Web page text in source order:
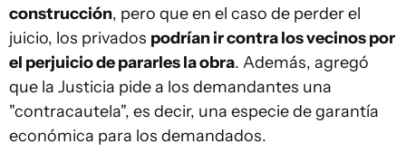
construcción, pero que en el caso de perder el
juicio, los privados podrían ir contra los vecinos por
el perjuicio de pararles la obra. Además, agregó
que la Justicia pide a los demandantes una
"contracautela", es decir, una especie de garantía
económica para los demandados.